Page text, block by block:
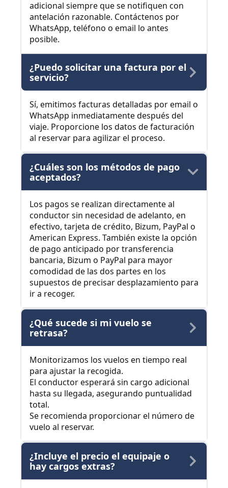
adicional siempre que se notifiquen con
antelación razonable. Contáctenos por
WhatsApp, teléfono o email lo antes
posible.
¿Puedo solicitar una factura por el
servicio?
Sí, emitimos facturas detalladas por email o
WhatsApp inmediatamente después del
viaje. Proporcione los datos de facturación
al reservar para agilizar el proceso.
¿Cuáles son los métodos de pago
aceptados?
Los pagos se realizan directamente al
conductor sin necesidad de adelanto, en
efectivo, tarjeta de crédito, Bizum, PayPal o
American Express. También existe la opción
de pago anticipado por transferencia
bancaria, Bizum o PayPal para mayor
comodidad de las dos partes en los
supuestos de precisar desplazamiento para
ir a recoger.
¿Qué sucede si mi vuelo se
retrasa?
Monitorizamos los vuelos en tiempo real
para ajustar la recogida.
El conductor esperará sin cargo adicional
hasta su llegada, asegurando puntualidad
total.
Se recomienda proporcionar el número de
vuelo al reservar.
¿Incluye el precio el equipaje o
hay cargos extras?